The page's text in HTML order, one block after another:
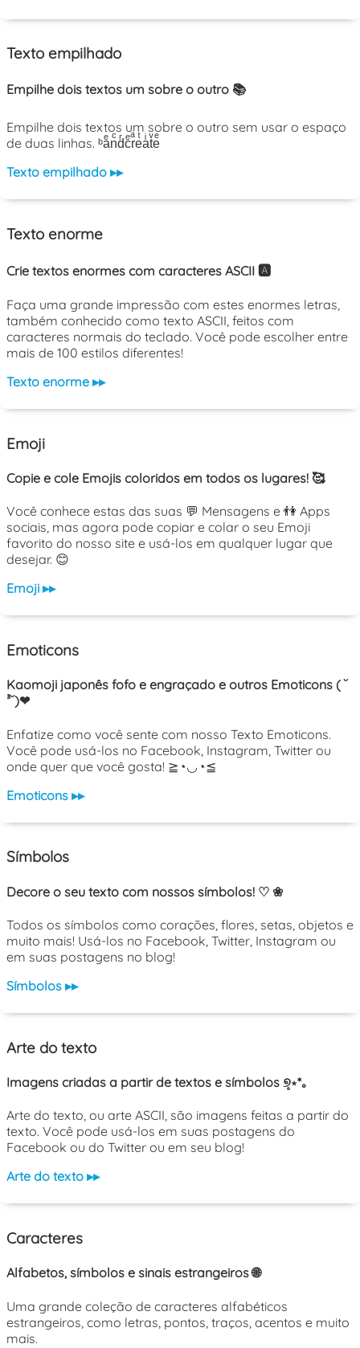
Texto empilhado
Empilhe dois textos um sobre o outro 📚
Empilhe dois textos um sobre o outro sem usar o espaço
de duas linhas. ᵇaͤnͨdͬcͤrͣeͭaͥtͮeͤ
Texto empilhado ▸▸
Texto enorme
Crie textos enormes com caracteres ASCII 🅰️
Faça uma grande impressão com estes enormes letras,
também conhecido como texto ASCII, feitos com
caracteres normais do teclado. Você pode escolher entre
mais de 100 estilos diferentes!
Texto enorme ▸▸
Emoji
Copie e cole Emojis coloridos em todos os lugares! 🥰
Você conhece estas das suas 💬 Mensagens e 👫 Apps
sociais, mas agora pode copiar e colar o seu Emoji
favorito do nosso site e usá-los em qualquer lugar que
desejar. 😊
Emoji ▸▸
Emoticons
Kaomoji japonês fofo e engraçado e outros Emoticons ( ˘
³˘)❤
Enfatize como você sente com nosso Texto Emoticons.
Você pode usá-los no Facebook, Instagram, Twitter ou
onde quer que você gosta! ≧◔◡◔≦
Emoticons ▸▸
Símbolos
Decore o seu texto com nossos símbolos! ♡ ❀
Todos os símbolos como corações, flores, setas, objetos e
muito mais! Usá-los no Facebook, Twitter, Instagram ou
em suas postagens no blog!
Símbolos ▸▸
Arte do texto
Imagens criadas a partir de textos e símbolos ୭̥⋆*｡
Arte do texto, ou arte ASCII, são imagens feitas a partir do
texto. Você pode usá-los em suas postagens do
Facebook ou do Twitter ou em seu blog!
Arte do texto ▸▸
Caracteres
Alfabetos, símbolos e sinais estrangeiros 🌐
Uma grande coleção de caracteres alfabéticos
estrangeiros, como letras, pontos, traços, acentos e muito
mais.